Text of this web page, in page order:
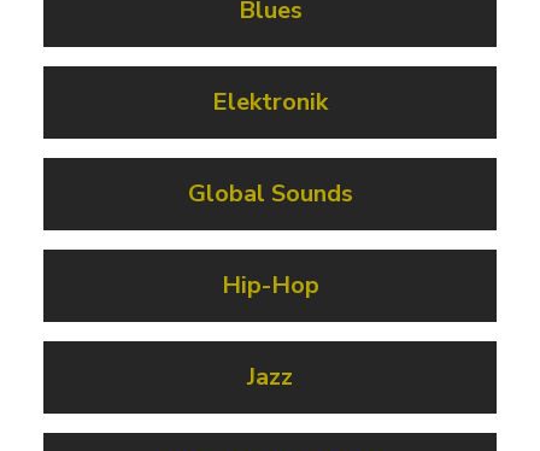
Blues
Elektronik
Global Sounds
Hip-Hop
Jazz